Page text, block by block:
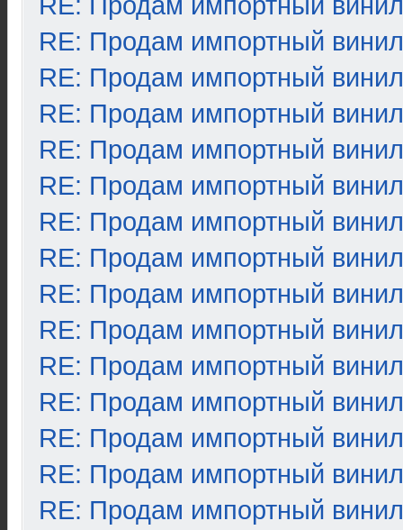
RE: Продам импортный винил
RE: Продам импортный винил
RE: Продам импортный винил
RE: Продам импортный винил
RE: Продам импортный винил
RE: Продам импортный винил
RE: Продам импортный винил
RE: Продам импортный винил
RE: Продам импортный винил
RE: Продам импортный винил
RE: Продам импортный винил
RE: Продам импортный винил
RE: Продам импортный винил
RE: Продам импортный винил